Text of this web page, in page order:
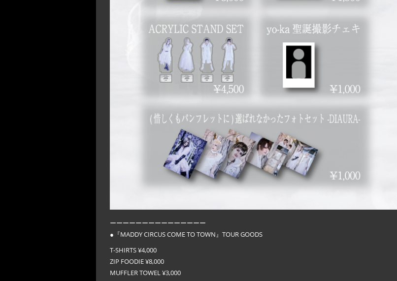
ーーーーーーーーーーーーーーー
●『MADDY CIRCUS COME TO TOWN』TOUR GOODS
T-SHIRTS ¥4,000
ZIP FOODIE ¥8,000
MUFFLER TOWEL ¥3,000